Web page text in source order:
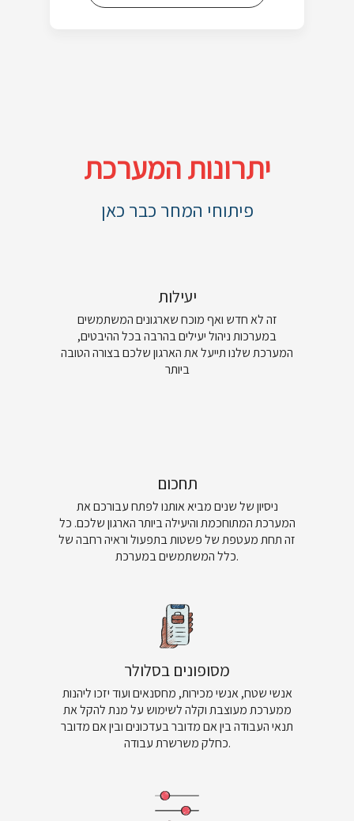
יתרונות המערכת
פיתוחי המחר כבר כאן
יעילות
זה לא חדש ואף מוכח שארגונים המשתמשים
במערכות ניהול יעילים בהרבה בכל ההיבטים,
המערכת שלנו תייעל את הארגון שלכם בצורה הטובה
ביותר
תחכום
ניסיון של שנים מביא אותנו לפתח עבורכם את
המערכת המתוחכמת והיעילה ביותר הארגון שלכם. כל
זה תחת מעטפת של פשטות בתפעול וראיה רחבה של
כלל המשתמשים במערכת.
מסופונים בסלולר
אנשי שטח, אנשי מכירות, מחסנאים ועוד יזכו ליהנות
ממערכת מעוצבת וקלה לשימוש על מנת להקל את
תנאי העבודה בין אם מדובר בעדכונים ובין אם מדובר
כחלק משרשרת עבודה.